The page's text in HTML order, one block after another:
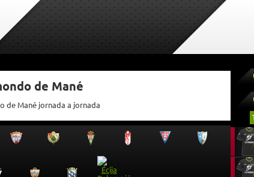
de Mané
de Mané jornada a jornada